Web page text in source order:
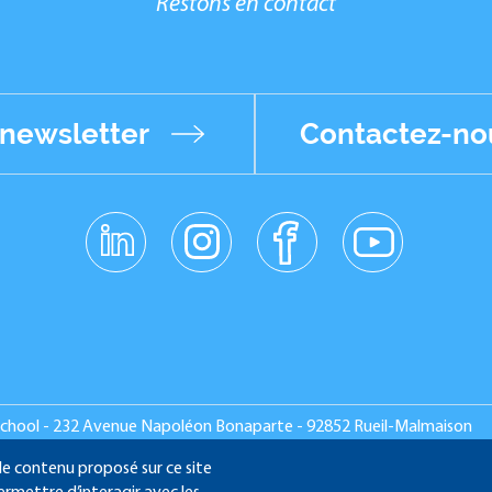
contenu proposé sur ce site
Restons en contact
Contactez-
linkedin
instagr
am
facebo
ok
youtub
e
- 232 Avenue Napoléon Bonaparte - 92852 Rueil-Malmaison